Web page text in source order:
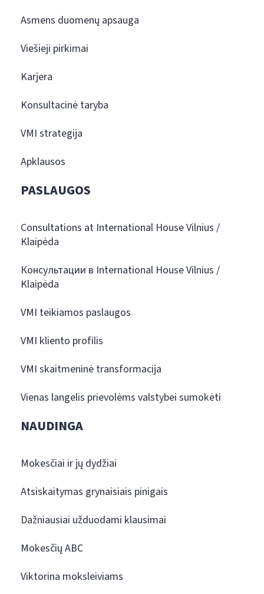
Asmens duomenų apsauga
Viešieji pirkimai
Karjera
Konsultacinė taryba
VMI strategija
Apklausos
PASLAUGOS
Consultations at International House Vilnius /
Klaipėda
Консультации в International House Vilnius /
Klaipėda
VMI teikiamos paslaugos
VMI kliento profilis
VMI skaitmeninė transformacija
Vienas langelis prievolėms valstybei sumokėti
NAUDINGA
Mokesčiai ir jų dydžiai
Atsiskaitymas grynaisiais pinigais
Dažniausiai užduodami klausimai
Mokesčių ABC
Viktorina moksleiviams